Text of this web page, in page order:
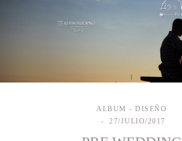
ALBUM - DISEÑO
27/JULIO/2017